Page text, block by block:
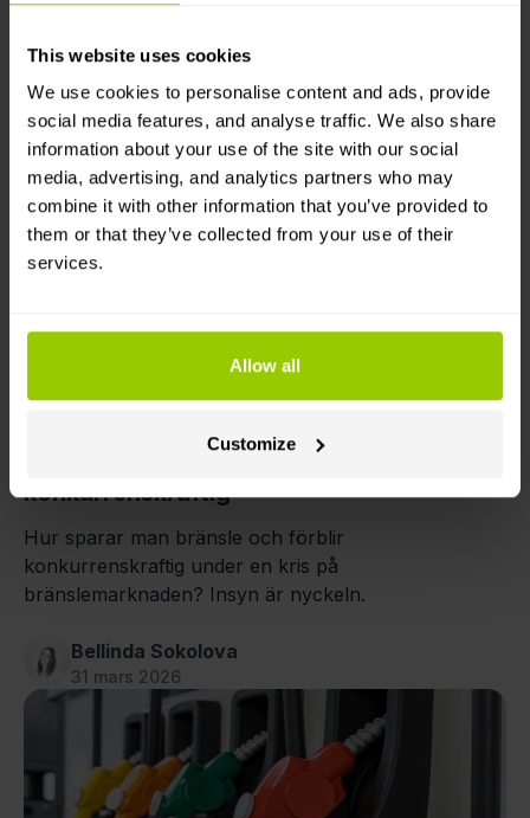
This website uses cookies
We use cookies to personalise content and ads, provide
social media features, and analyse traffic. We also share
information about your use of the site with our social
media, advertising, and analytics partners who may
combine it with other information that you’ve provided to
them or that they’ve collected from your use of their
services.
Allow all
Customize
betydande besparingar.
Bellinda Sokolova
10 april 2026
Bränslekrisens handbok: Så förblir du
konkurrenskraftig
Hur sparar man bränsle och förblir
konkurrenskraftig under en kris på
bränslemarknaden? Insyn är nyckeln.
Bellinda Sokolova
31 mars 2026